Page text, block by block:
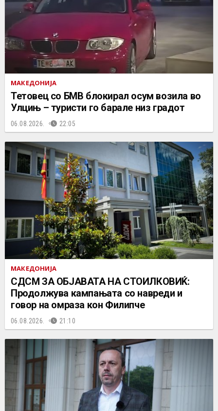
МАКЕДОНИЈА
Тетовец со БМВ блокирал осум возила во
Улцињ – туристи го барале низ градот
06.08.2026. 22:05
МАКЕДОНИЈА
СДСМ ЗА ОБЈАВАТА НА СТОИЛКОВИЌ:
Продолжува кампањата со навреди и
говор на омраза кон Филипче
06.08.2026. 21:10